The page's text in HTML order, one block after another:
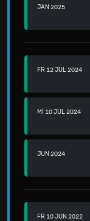
JAN 2025
FR 12 JUL 2024
MI 10 JUL 2024
JUN 2024
FR 10 JUN 2022